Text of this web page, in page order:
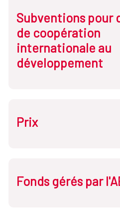
Subventions pour
de coopération
internationale au
développement
Prix
Fonds gérés par